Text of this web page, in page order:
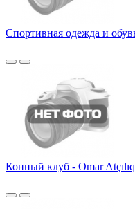
Спортивная одежда и
Конный клуб - Omar